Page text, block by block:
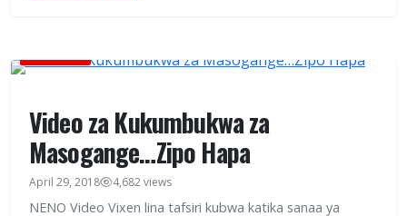
Video za Kukumbukwa za
Masogange…Zipo Hapa
April 29, 2018 4,682 views
NENO Video Vixen lina tafsiri kubwa katika sanaa ya